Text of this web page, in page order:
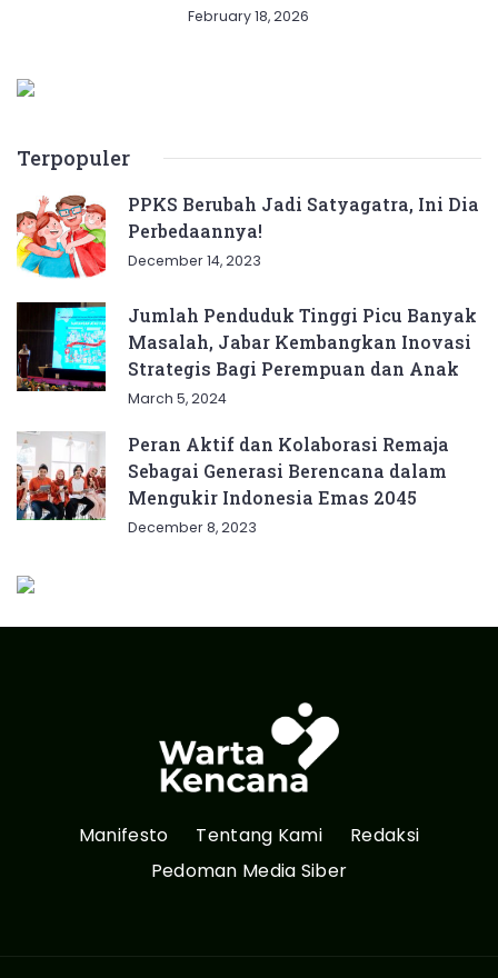
February 18, 2026
Terpopuler
PPKS Berubah Jadi Satyagatra, Ini Dia
Perbedaannya!
December 14, 2023
Jumlah Penduduk Tinggi Picu Banyak
Masalah, Jabar Kembangkan Inovasi
Strategis Bagi Perempuan dan Anak
March 5, 2024
Peran Aktif dan Kolaborasi Remaja
Sebagai Generasi Berencana dalam
Mengukir Indonesia Emas 2045
December 8, 2023
Manifesto Tentang Kami
Redaksi
Pedoman Media Siber